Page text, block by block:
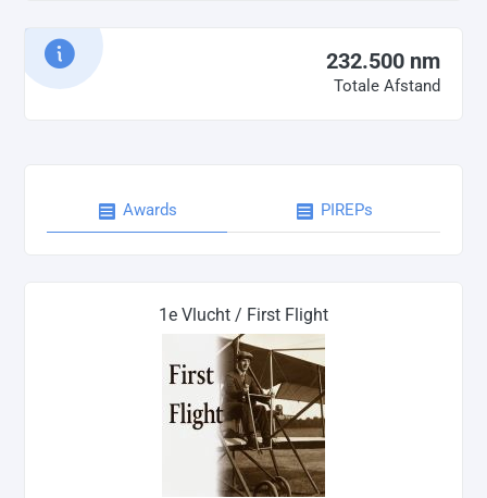
232.500 nm
Totale Afstand
Awards PIREPs
1e Vlucht / First Flight